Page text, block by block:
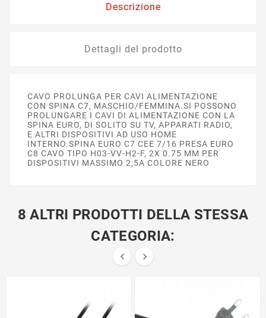
Descrizione
Dettagli del prodotto
CAVO PROLUNGA PER CAVI ALIMENTAZIONE
CON SPINA C7, MASCHIO/FEMMINA.SI POSSONO
PROLUNGARE I CAVI DI ALIMENTAZIONE CON LA
SPINA EURO, DI SOLITO SU TV, APPARATI RADIO,
E ALTRI DISPOSITIVI AD USO HOME
INTERNO.SPINA EURO C7 CEE 7/16 PRESA EURO
C8 CAVO TIPO H03-VV-H2-F, 2X 0.75 MM PER
DISPOSITIVI MASSIMO 2,5A COLORE NERO
8 ALTRI PRODOTTI DELLA STESSA
CATEGORIA:
 